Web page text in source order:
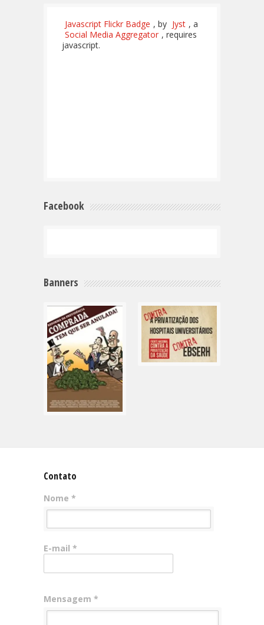
Javascript Flickr Badge , by Jyst , a
Social Media Aggregator , requires
javascript.
Facebook
Banners
Contato
Nome *
E-mail *
Mensagem *